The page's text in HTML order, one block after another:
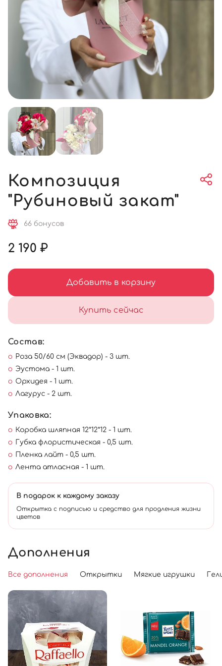
Композиция
"Рубиновый закат"
66 бонусов
2 190 ₽
Добавить в корзину
Купить сейчас
Состав:
Роза 50/60 см (Эквадор) - 3 шт.
Эустома - 1 шт.
Орхидея - 1 шт.
Лагурус - 2 шт.
Упаковка:
Коробка шляпная 12*12*12 - 1 шт.
Губка флористическая - 0,5 шт.
Пленка лайт - 0,5 шт.
Лента атласная - 1 шт.
В подарок к каждому заказу
Открытка с подписью и средство для продления жизни
цветов
Дополнения
Все дополнения Открытки Мягкие игрушки